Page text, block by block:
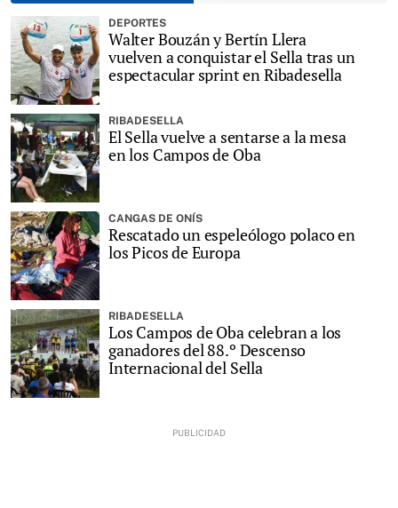
DEPORTES
Walter Bouzán y Bertín Llera
vuelven a conquistar el Sella tras un
espectacular sprint en Ribadesella
RIBADESELLA
El Sella vuelve a sentarse a la mesa
en los Campos de Oba
CANGAS DE ONÍS
Rescatado un espeleólogo polaco en
los Picos de Europa
RIBADESELLA
Los Campos de Oba celebran a los
ganadores del 88.º Descenso
Internacional del Sella